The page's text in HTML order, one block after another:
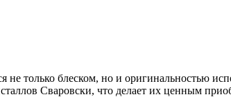
не только блеском, но и оригинальностью
Сваровски, что делает их ценным